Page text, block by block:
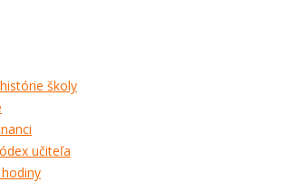
školy
učiteľa